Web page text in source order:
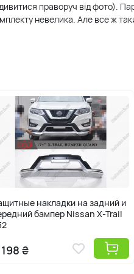
праворуч від фото).
невелика. Але все ж
накладки на задний и
бампер Nissan X-Trail
₴